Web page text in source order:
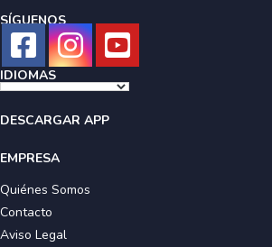
SÍGUENOS
IDIOMAS
DESCARGAR APP
EMPRESA
Quiénes Somos
Contacto
Aviso Legal